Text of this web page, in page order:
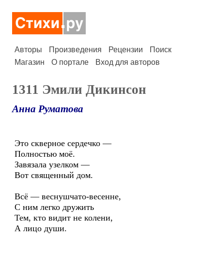
Авторы Произведения Рецензии
Поиск
Магазин
О портале Вход для авторов
1311 Эмили Дикинсон
Анна Руматова
Это скверное сердечко —
Полностью моё.
Завязала узелком —
Вот священный дом.
Всё — веснушчато-весенне,
С ним легко дружить
Тем, кто видит не колени,
А лицо души.